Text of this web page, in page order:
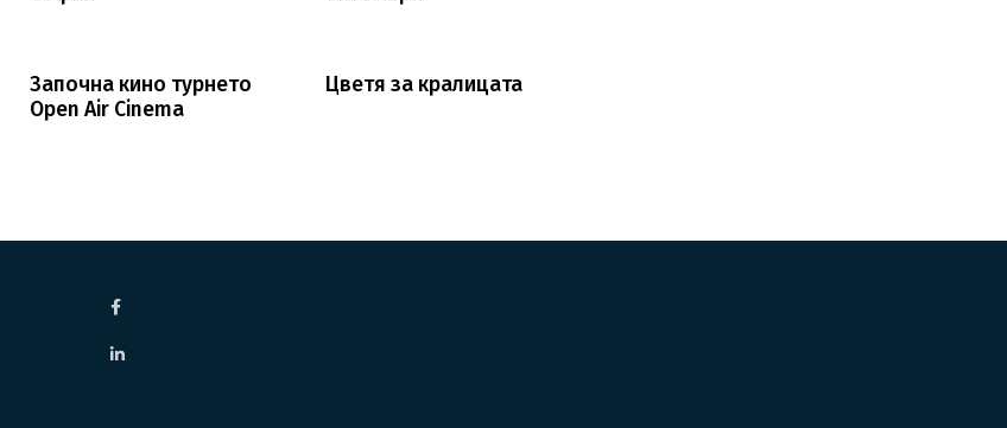
Започна кино турнето
Open Air Cinema
Цветя за кралицата